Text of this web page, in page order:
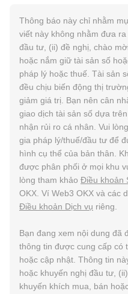
Thông báo này chỉ nhằm
viết này không nhằm đưa
đầu tư, (ii) đề nghị, chào
hoặc nắm giữ tài sản số
pháp lý hoặc thuế. Tài sản
đều chịu biến động thị
giảm giá trị. Bạn nên cân
giao dịch tài sản số dựa
nhận rủi ro cá nhân. Vui
gia pháp lý/thuế/đầu tư để
hình cụ thể của bản thân.
được phân phối ở mọi khu
lòng tham khảo Điều khoản
OKX. Ví Web3 OKX và các
Điều khoản Dịch vụ riêng.
Bạn đang xem nội dung đã
thông tin được cung cấp có
hoặc cập nhật. Thông tin
hoặc khuyến nghị đầu tư,
khuyến khích mua, bán